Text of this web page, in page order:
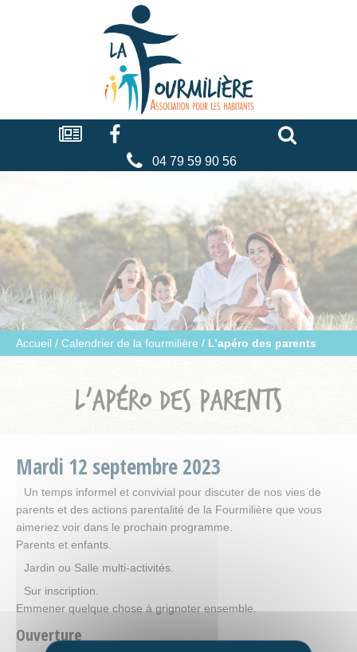
La
fourmilière
Actualités Facebook
04 79 59 90 56
Accueil / Calendrier de la fourmilière / L’apéro des parents
L’APÉRO DES PARENTS
Mardi 12 septembre2023
Un temps informel et convivial pour discuter de nos vies de
parents et des actions parentalité de la Fourmilière que vous
aimeriez voir dans le prochain programme.
Parents et enfants.
Jardin ou Salle multi-activités.
Sur inscription.
Emmener quelque chose à grignoter ensemble.
Ouverture
Cookies management panel